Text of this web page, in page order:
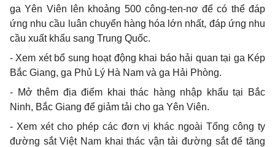
ga Yên Viên lên khoảng 500 công-ten-nơ để có thể đáp
ứng nhu cầu luân chuyển hàng hóa lớn nhất, đáp ứng nhu
cầu xuất khẩu sang Trung Quốc.
- Xem xét bổ sung hoạt động khai báo hải quan tại ga Kép
Bắc Giang, ga Phủ Lý Hà Nam và ga Hải Phòng.
- Mở thêm địa điểm khai thác hàng nhập khẩu tại Bắc
Ninh, Bắc Giang để giảm tải cho ga Yên Viên.
- Xem xét cho phép các đơn vị khác ngoài Tổng công ty
đường sắt Việt Nam khai thác vận tải đường sắt để tăng